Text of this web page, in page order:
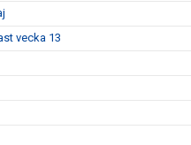
vecka 13